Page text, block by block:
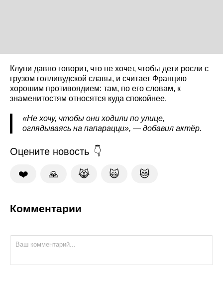
Клуни давно говорит, что не хочет, чтобы дети росли с
грузом голливудской славы, и считает Францию
хорошим противоядием: там, по его словам, к
знаменитостям относятся куда спокойнее.
«Не хочу, чтобы они ходили по улице,
оглядываясь на папарацци», — добавил актёр.
Оцените новость
❤️ 🙏 😹 🙀 😿
Комментарии